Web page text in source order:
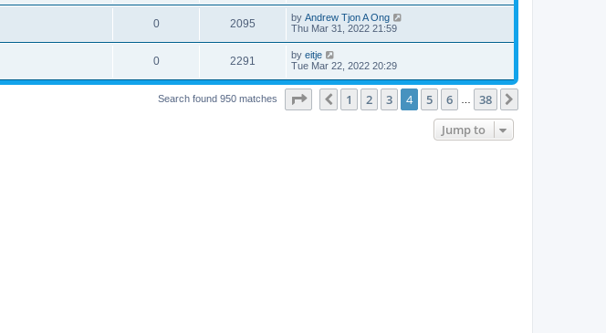
0 2095 by Andrew Tjon A Ong
Thu Mar 31, 2022 21:59
0 2291 by eitje
Tue Mar 22, 2022 20:29
Search found 950 matches Page of 38
Previous
1 2 3 4 5 6 38
Jump to